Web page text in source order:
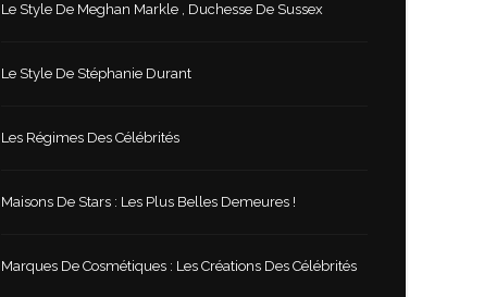
Le Style De Meghan Markle , Duchesse De Sussex
Le Style De Stéphanie Durant
Les Régimes Des Célébrités
Maisons De Stars : Les Plus Belles Demeures !
Marques De Cosmétiques : Les Créations Des Célébrités